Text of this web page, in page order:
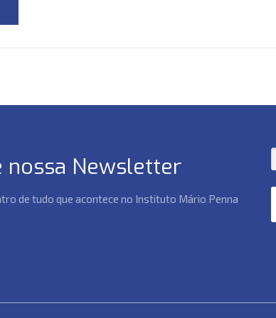
nossa Newsletter
de tudo que acontece no Instituto Mário Penna